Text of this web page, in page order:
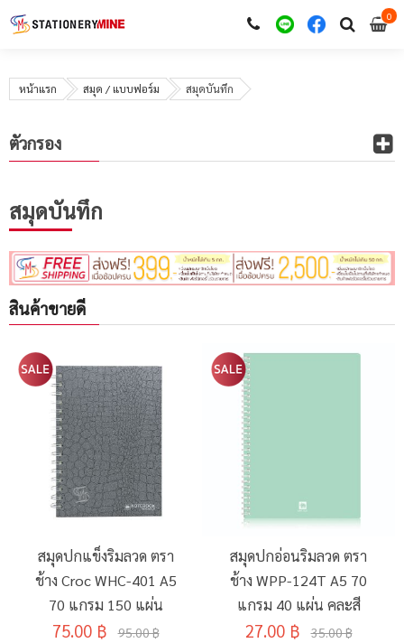
00
หน้าแรก สมุด / แบบฟอร์ม สมุดบันทึก
สมุดบันทึก
สินค้าขายดี
สมุดปกแข็งริมลวด ตรา
ช้าง Croc WHC-401 A5
70 แกรม 150 แผ่น
75.00 ฿ 95.00 ฿
สมุดปกอ่อนริมลวด ตรา
ช้าง WPP-124T A5 70
แกรม 40 แผ่น คละสี
27.00 ฿ 35.00 ฿
ตัวกรอง